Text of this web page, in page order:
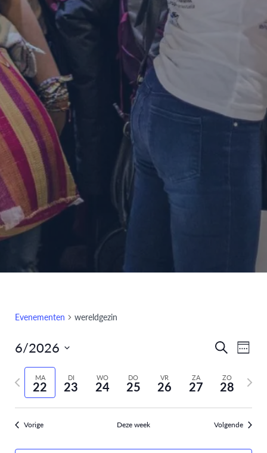
Evenementen wereldgezin
Zoeken
en
ZoekenWeek
6/2026
Selecteer
datumMA
22
DI
23
WO
24
DO
25
VR
26
ZA
27
ZO
28
vorige
week
Vorige Deze week Volgende